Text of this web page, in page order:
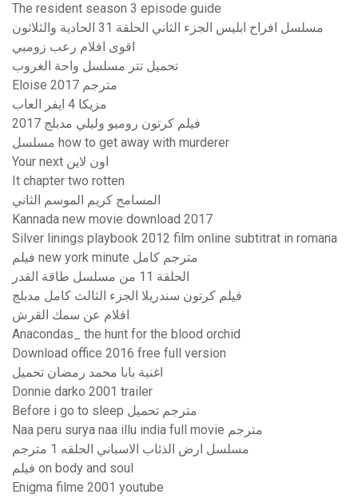
The resident season 3 episode guide
مسلسل افراح ابليس الجزء الثاني الحلقة 31 الحادية والثلاثون
اقوى افلام رعب زومبي
تحميل تتر مسلسل واحة الغروب
Eloise 2017 مترجم
مزيكا 4 ايفر العاب
فيلم كرتون روميو وليلي مدبلج 2017
مسلسل how to get away with murderer
Your next اون لاين
It chapter two rotten
المسامح كريم الموسم الثاني
Kannada new movie download 2017
Silver linings playbook 2012 film online subtitrat in romana
فيلم new york minute مترجم كامل
الحلقة 11 من مسلسل طاقة القدر
فيلم كرتون سندريلا الجزء الثالث كامل مدبلج
افلام عن سمك القرش
Anacondas_ the hunt for the blood orchid
Download office 2016 free full version
اغنية بابا محمد رمضان تحميل
Donnie darko 2001 trailer
Before i go to sleep مترجم تحميل
Naa peru surya naa illu india full movie مترجم
مسلسل ارض الذئاب الاسباني الحلقه 1 مترجم
فيلم on body and soul
Enigma filme 2001 youtube